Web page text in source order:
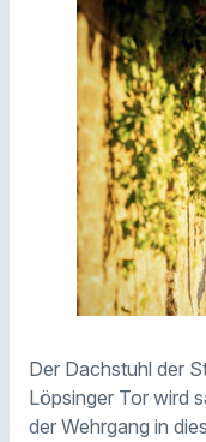
Der Dachstuhl der
Löpsinger Tor wird
der Wehrgang in